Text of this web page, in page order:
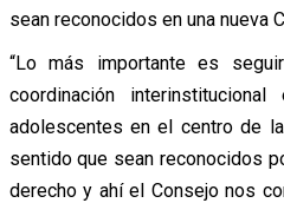
sean reconocidos en una nueva
“Lo más importante es
coordinación
adolescentes en el centro de
sentido que sean reconocidos
derecho y ahí el Consejo nos